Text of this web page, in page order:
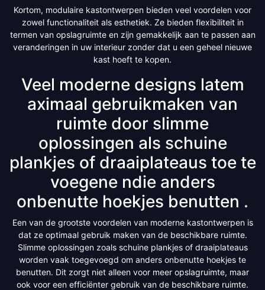
Kortom, modulaire kastontwerpen bieden veel voordelen voor
zowel functionaliteit als esthetiek. Ze bieden flexibiliteit in
termen van opslagruimte en zijn gemakkelijk aan te passen aan
veranderingen in uw interieur zonder dat u een geheel nieuwe
kast hoeft te kopen.
Veel moderne designs latem
aximaal gebruikmaken van
ruimte door slimme
oplossingen als schuine
plankjes of draaiplateaus toe te
voegene ndie anders
onbenutte hoekjes benutten .
Een van de grootste voordelen van moderne kastontwerpen is
dat ze optimaal gebruik maken van de beschikbare ruimte.
Slimme oplossingen zoals schuine plankjes of draaiplateaus
worden vaak toegevoegd om anders onbenutte hoekjes te
benutten. Dit zorgt niet alleen voor meer opslagruimte, maar
ook voor een efficiënter gebruik van de beschikbare ruimte.